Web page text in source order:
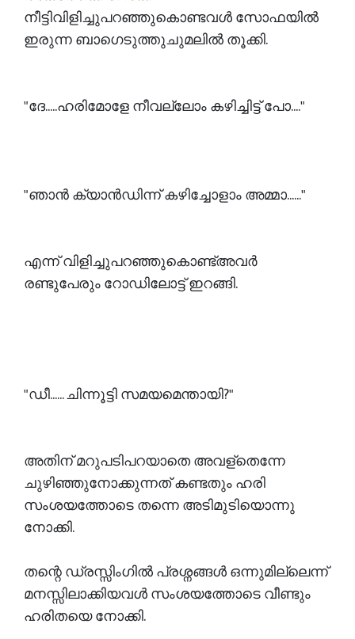
നീട്ടിവിളിച്ചുപറഞ്ഞുകൊണ്ടവൾ സോഫയിൽ
ഇരുന്ന ബാഗെടുത്തുചുമലിൽ തൂക്കി.
"ദേ.....ഹരിമോളേ നീവല്ലോം കഴിച്ചിട്ട് പോ...."
"ഞാൻ ക്യാൻഡിന്ന് കഴിച്ചോളാം അമ്മാ......"
എന്ന് വിളിച്ചുപറഞ്ഞുകൊണ്ട്അവർ
രണ്ടുപേരും റോഡിലോട്ട് ഇറങ്ങി.
"ഡീ...... ചിന്നൂട്ടി സമയമെന്തായി?"
അതിന് മറുപടിപറയാതെ അവള്തെന്നേ
ചുഴിഞ്ഞുനോക്കുന്നത് കണ്ടതും ഹരി
സംശയത്തോടെ തന്നെ അടിമുടിയൊന്നു
നോക്കി.
തന്റെ ഡ്രസ്സിംഗിൽ പ്രശ്നങ്ങൾ ഒന്നുമില്ലെന്ന്
മനസ്സിലാക്കിയവൾ സംശയത്തോടെ വീണ്ടും
ഹരിതയെ നോക്കി.